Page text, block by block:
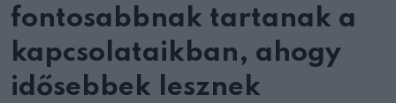
fontosabbnak tartanak a
kapcsolataikban, ahogy
idősebbek lesznek